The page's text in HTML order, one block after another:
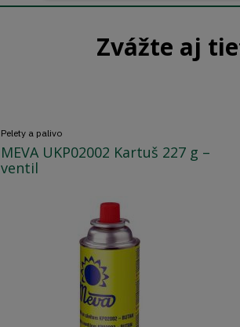
Zvážte aj
Pelety a palivo
MEVA UKP02002 Kartuš 227 g –
ventil